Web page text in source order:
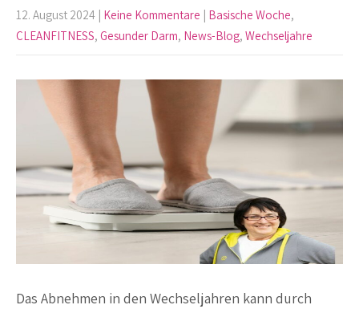
12. August 2024 | Keine Kommentare | Basische Woche,
CLEANFITNESS, Gesunder Darm, News-Blog, Wechseljahre
Das Abnehmen in den Wechseljahren kann durch